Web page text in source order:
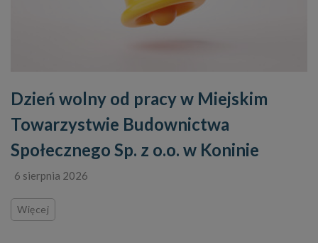
Dzień wolny od pracy w Miejskim
Towarzystwie Budownictwa
Społecznego Sp. z o.o. w Koninie
6 sierpnia 2026
Więcej